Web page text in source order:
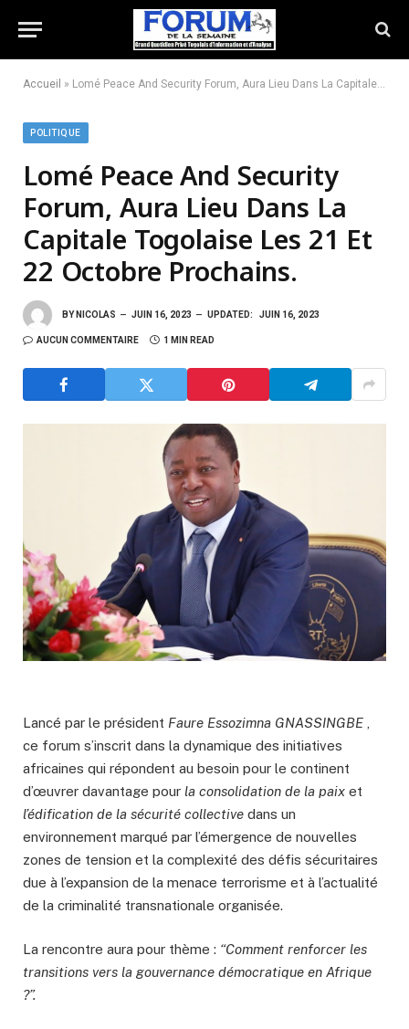
Accueil » Lomé Peace And Security Forum, Aura Lieu Dans La Capitale Togolaise Les 21 Et 22 Octobre Prochains.
POLITIQUE
Lomé Peace And Security
Forum, Aura Lieu Dans La
Capitale Togolaise Les 21 Et
22 Octobre Prochains.
BY NICOLAS JUIN 16, 2023 UPDATED: JUIN 16, 2023
AUCUN COMMENTAIRE 1 MIN READ
Lancé par le président Faure Essozimna GNASSINGBE
ce forum s’inscrit dans la dynamique des initiatives
africaines qui répondent au besoin pour le continent
d’œuvrer davantage pour la consolidation de la paix et
l’édification de la sécurité collective dans un
environnement marqué par l’émergence de nouvelles
zones de tension et la complexité des défis sécuritaires
due à l’expansion de la menace terrorisme et à l’actualité
de la criminalité transnationale organisée.
La rencontre aura pour thème : “Comment renforcer les
transitions vers la gouvernance démocratique en Afrique
?”.